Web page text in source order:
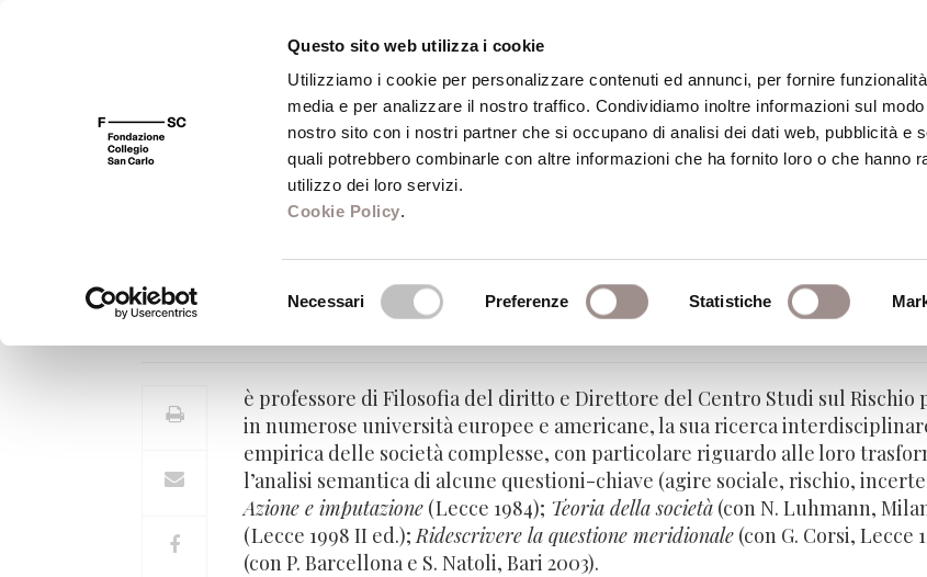
Questo sito web utilizza i cookie
Utilizziamo i cookie per personalizzare contenuti ed annunci, per fornire
media e per analizzare il nostro traffico. Condividiamo inoltre informazioni sul
nostro sito con i nostri partner che si occupano di analisi dei dati web, pubblicità e
quali potrebbero combinarle con altre informazioni che ha fornito loro o che hanno
utilizzo dei loro servizi.
Cookie Policy.
Necessari Preferenze Statistiche
FSC 400 Fondazione Biblioteca Centro Culturale Centro Studi
Raffaele De Giorgi
Docente di Filosofia del diritto - Università di Lecce
è professore di Filosofia del diritto e Direttore del Centro Studi sul Rischio
in numerose università europee e americane, la sua ricerca
empirica delle società complesse, con particolare riguardo alle loro
l’analisi semantica di alcune questioni-chiave (agire sociale, rischio,
Azione e imputazione (Lecce 1984); Teoria della società (con N. Luhmann,
(Lecce 1998 II ed.);Ridescrivere la questione meridionale (con G. Corsi, Lecce
(con P. Barcellona e S. Natoli, Bari 2003).